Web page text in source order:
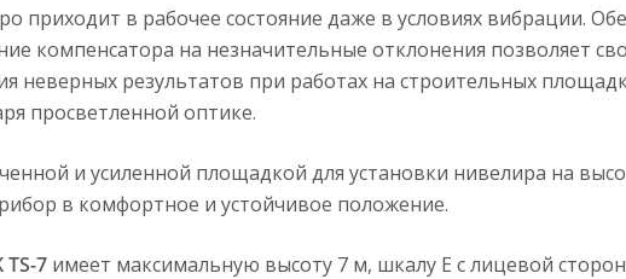
приходит в рабочее состояние даже в условиях вибрации.
компенсатора на незначительные отклонения позволяет
неверных результатов при работах на строительных
просветленной оптике.
и усиленной площадкой для установки нивелира на
в комфортное и устойчивое положение.
TS-7 имеет максимальную высоту 7 м, шкалу Е с лицевой